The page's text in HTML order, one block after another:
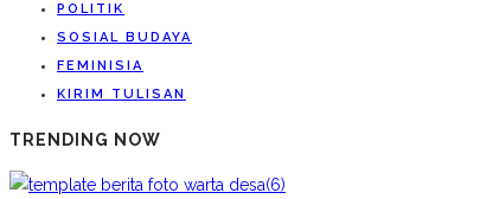
POLITIK
SOSIAL BUDAYA
FEMINISIA
KIRIM TULISAN
TRENDING NOW